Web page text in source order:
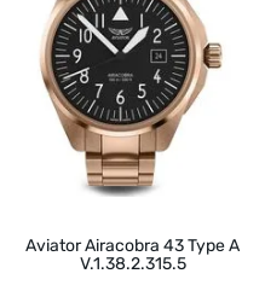
Aviator Airacobra 43 Type A
V.1.38.2.315.5